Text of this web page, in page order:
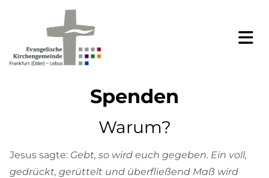
Spenden
Warum?
Jesus sagte: Gebt, so wird euch gegeben. Ein voll,
gedrückt, gerüttelt und überfließend Maß wird